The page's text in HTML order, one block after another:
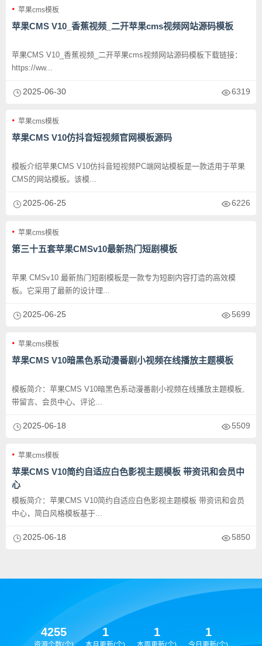
苹果cms模板
苹果CMS V10_香蕉视频_二开苹果cms视频网站源码模板
苹果CMS V10_香蕉视频_二开苹果cms视频网站源码模板下载链接：
https://ww...
2025-06-30 6319
苹果cms模板
苹果CMS V10仿抖音短视频官网模板源码
模板介绍苹果CMS V10仿抖音短视频PC端网站模板是一款适用于苹果
CMS的网站模板。该模...
2025-06-25 6226
苹果cms模板
第三十五套苹果CMSv10最新热门短剧模板
苹果 CMSv10 最新热门短剧模板是一款专为短剧内容打造的高效模
板。它采用了最新的设计理...
2025-06-25 5699
苹果cms模板
苹果CMS V10暗黑色系动漫番剧小视频在线播放主题模板
模板简介：苹果CMS V10暗黑色系动漫番剧小视频在线播放主题模板,
带留言、会员中心、评论...
2025-06-18 5509
苹果cms模板
苹果CMS V10简约自适应白色影视主题模板 带资讯和会员中
心
模板简介：苹果CMS V10简约自适应白色影视主题模板 带资讯和会员
中心，简白风格模板基于...
2025-06-18 5850
4255 1 1 1